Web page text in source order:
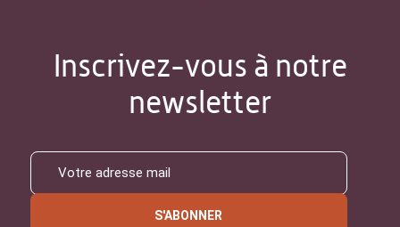
Inscrivez-vous à notre
newsletter
S'ABONNER